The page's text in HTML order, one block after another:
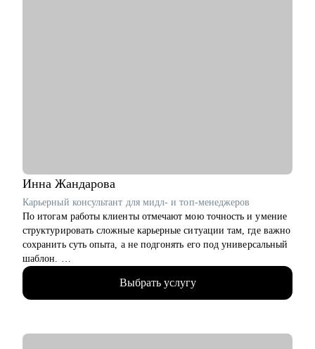
Инна Жандарова
Карьерный консультант для мидл- и топ-менеджеров
По итогам работы клиенты отмечают мою точность и умение
структурировать сложные карьерные ситуации там, где важно
сохранить суть опыта, а не подгонять его под универсальный
шаблон.
• Умею «переводить» опыт клиента на понятный
работодателю язык.
Выбрать услугу